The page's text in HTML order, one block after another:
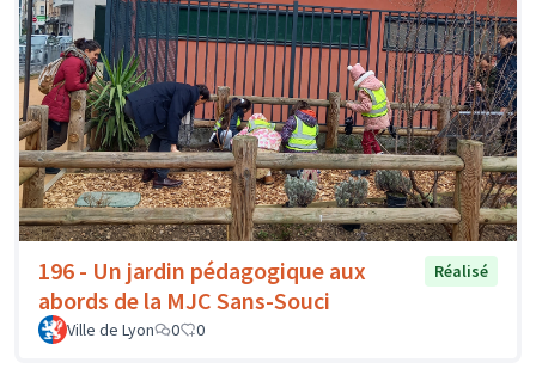
196 - Un jardin pédagogique aux
abords de la MJC Sans-Souci
Réalisé
Ville de Lyon 0 0